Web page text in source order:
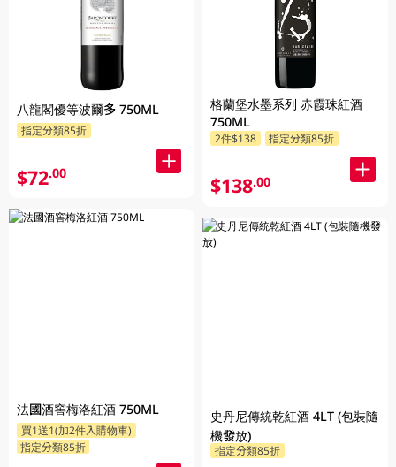
八龍閣優等波爾多 750ML
指定分類85折
$72.00
法國酒窖梅洛紅酒 750ML
買1送1(加2件入購物車)
指定分類85折
格蘭堡水墨系列 赤霞珠紅酒
750ML
2件$138 指定分類85折
$138.00
史丹尼傳統乾紅酒 4LT (包裝隨
機發放)
指定分類85折